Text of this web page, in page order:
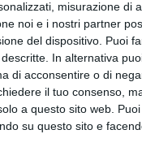
misurazione di
noi e i nostri partner
del dispositivo. Puoi
In alternativa
di acconsentire o di
il tuo consenso,
a questo sito web.
su questo sito e
21 si udivano nel
Ciò è successo
22 e domenica 23
non è
se in forma